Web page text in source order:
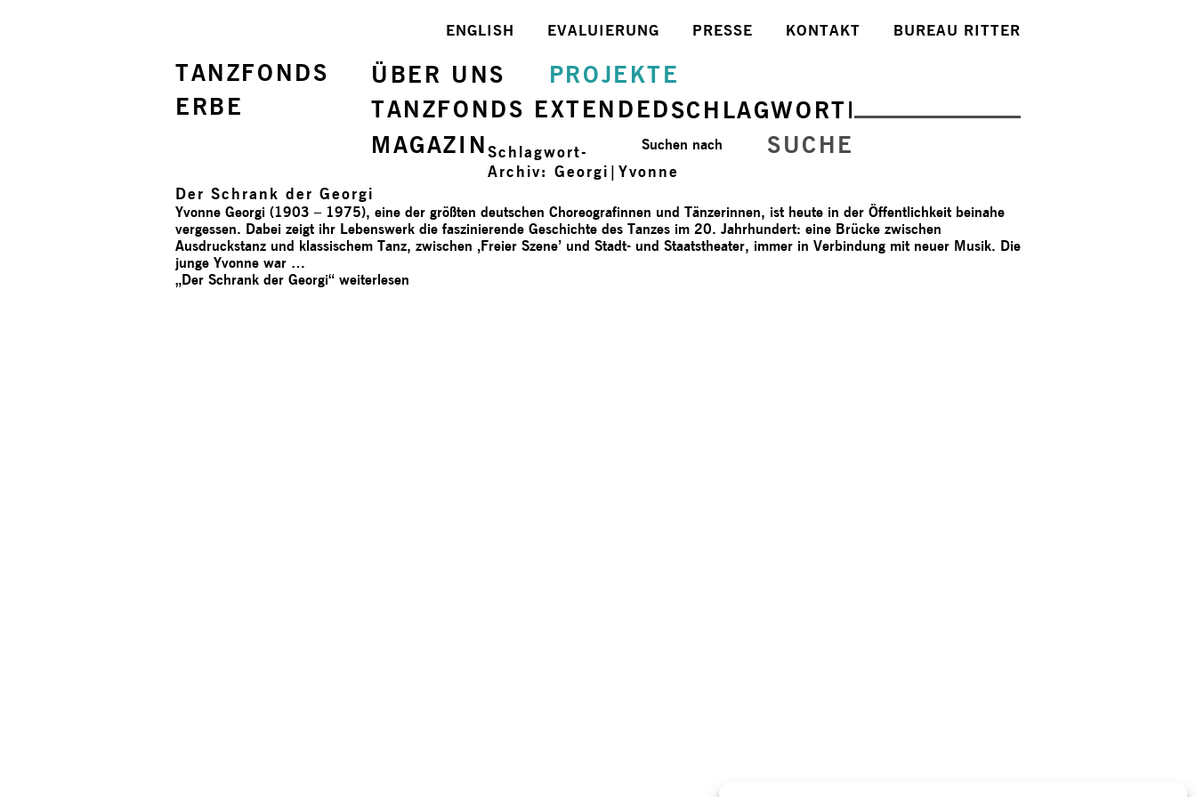
TANZFONDS
ERBE
BUREAU RITTER
KONTAKT
PRESSE
EVALUIERUNG
ENGLISH
ÜBER UNS
PROJEKTE
TANZFONDS EXTENDEDSCHLAGWORTE
MAGAZIN
SUCHE
Suchen nach
Schlagwort-
Archiv:Georgi|Yvonne
Der Schrank der Georgi
Yvonne Georgi (1903 – 1975), eine der größten deutschen Choreografinnen und Tänzerinnen, ist heute in der Öffentlichkeit beinahe
vergessen. Dabei zeigt ihr Lebenswerk die faszinierende Geschichte des Tanzes im 20. Jahrhundert: eine Brücke zwischen
Ausdruckstanz und klassischem Tanz, zwischen ‚Freier Szene’ und Stadt- und Staatstheater, immer in Verbindung mit neuer Musik. Die
junge Yvonne war …
„Der Schrank der Georgi“ weiterlesen